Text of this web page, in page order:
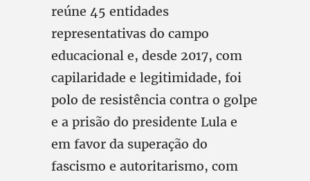
reúne 45 entidades
representativas do campo
educacional e, desde 2017, com
capilaridade e legitimidade, foi
polo de resistência contra o golpe
e a prisão do presidente Lula e
em favor da superação do
fascismo e autoritarismo, com